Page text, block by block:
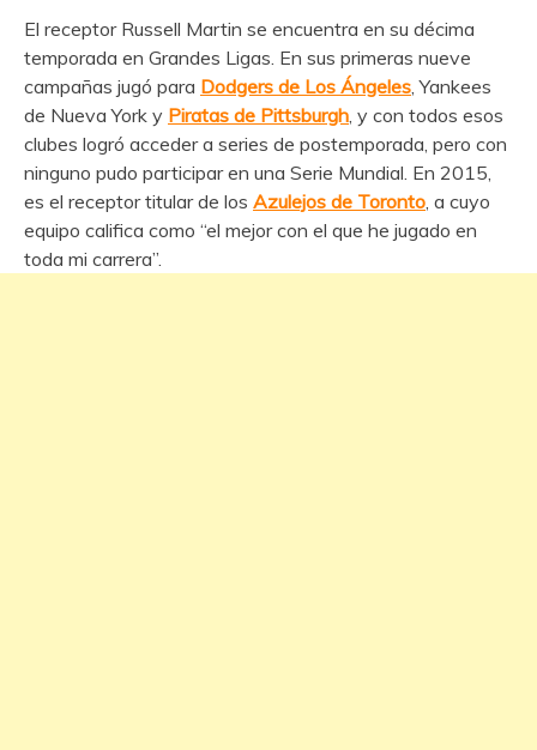
El receptor Russell Martin se encuentra en su décima
temporada en Grandes Ligas. En sus primeras nueve
campañas jugó para Dodgers de Los Ángeles, Yankees
de Nueva York y Piratas de Pittsburgh, y con todos esos
clubes logró acceder a series de postemporada, pero con
ninguno pudo participar en una Serie Mundial. En 2015,
es el receptor titular de los Azulejos de Toronto, a cuyo
equipo califica como “el mejor con el que he jugado en
toda mi carrera”.